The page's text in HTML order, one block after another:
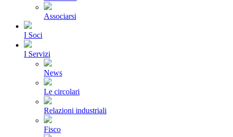
Associarsi
I Soci
I Servizi
News
Le circolari
Relazioni industriali
Fisco